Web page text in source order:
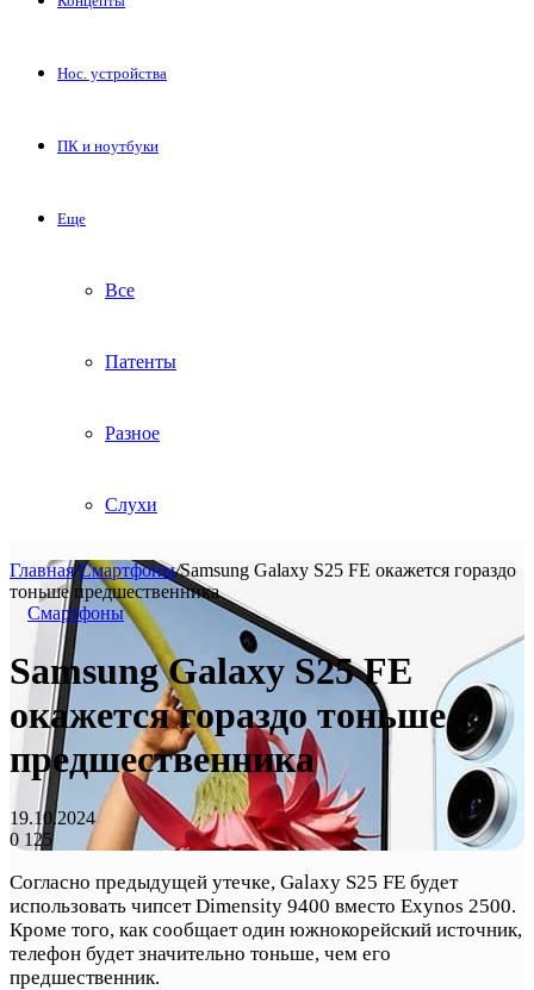
Нос. устройства
ПК и ноутбуки
Еще
Все
Патенты
Разное
Слухи
Главная/Смартфоны/Samsung Galaxy S25 FE окажется гораздо
тоньше предшественника
Смартфоны
Samsung Galaxy S25 FE
окажется гораздо тоньше
предшественника
19.10.2024
0 125
Согласно предыдущей утечке, Galaxy S25 FE будет
использовать чипсет Dimensity 9400 вместо Exynos 2500.
Кроме того, как сообщает один южнокорейский источник,
телефон будет значительно тоньше, чем его
предшественник.